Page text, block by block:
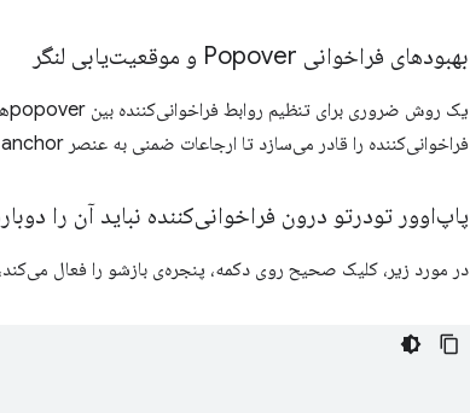
بهبودهای فراخوانی Popover و موقعیت‌یابی لنگر
یک روش ضروری برای تنظیم روابط فراخوانی‌کننده بین popoverها با
فراخوانی‌کننده را قادر می‌سازد تا ارجاعات ضمنی به عنصر anchor ایجاد کنند.
پاپ‌اوور تودرتو درون فراخوانی‌کننده نباید آن را
در مورد زیر، کلیک صحیح روی دکمه، پنجره‌ی بازشو را فعال